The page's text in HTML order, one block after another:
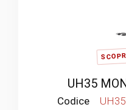
UH35
Codice